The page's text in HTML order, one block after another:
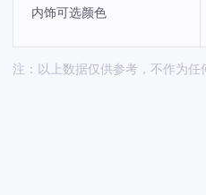
内饰可选颜色
注：以上数据仅供参考，不作为